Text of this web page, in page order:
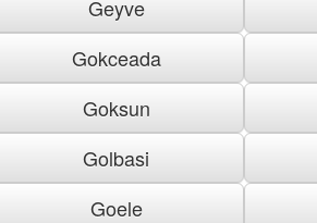
Geyve
Gokceada
Goksun
Golbasi
Goele